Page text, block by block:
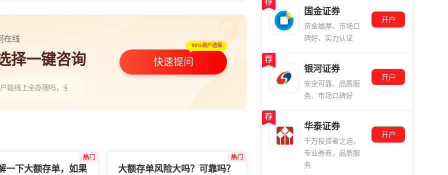
在线
择一键咨询
能线上全办理吗，全程需要去营业部吗？”
部门联合整治非法跨境证券活动，普通投资者通过港股通正规渠道交易为何不会被纳入整治范围？”
99%用户选择
快速提问
一下大额存单，如果
大额存单风险大吗？可靠吗？
国金证券
资金雄厚、市场口
碑好、实力认证
开户
银河证券
安全可靠、品质服
务、市场口碑好
开户
华泰证券
千万投资者之选，
专业券商，品质服
务
开户